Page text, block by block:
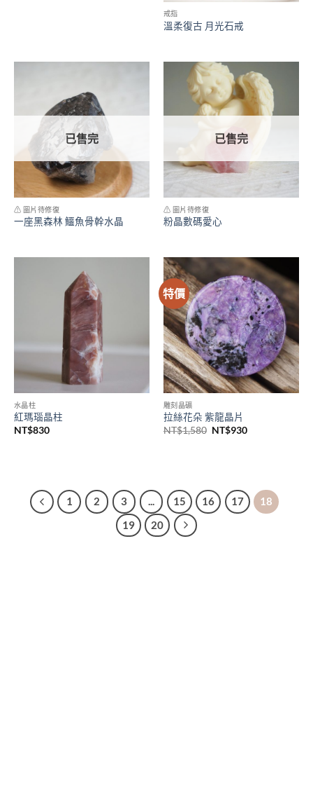
戒指
溫柔復古 月光石戒
已售完
⚠ 圖片待修復
一座黑森林 鱷魚骨幹水晶
已售完
⚠ 圖片待修復
粉晶數碼愛心
水晶柱
紅瑪瑙晶柱
NT$830
特價
雕刻晶礦
拉絲花朵 紫龍晶片
NT$1,580 NT$930
1 2 3 ... 15 16 17
18
19
20